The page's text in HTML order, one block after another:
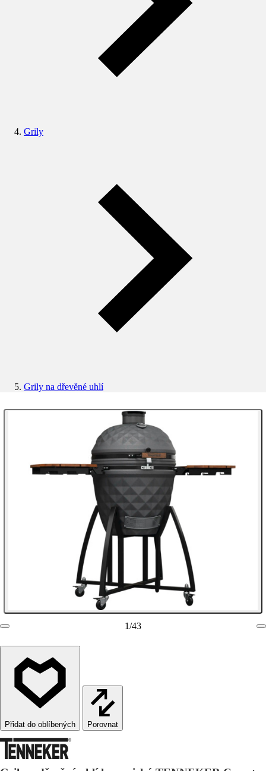
Grily
Grily na dřevěné uhlí
1/43
Porovnat